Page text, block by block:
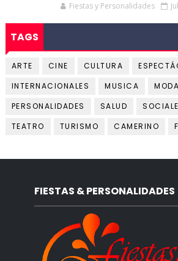
Fiestas y Personalidades
TAGS
ARTE CINE CULTURA
INTERNACIONALES
MUSICA MODA
PERSONALIDADES
SALUD
TEATRO
TURISMO CAMERINO
FIESTAS & PERSONALIDADES